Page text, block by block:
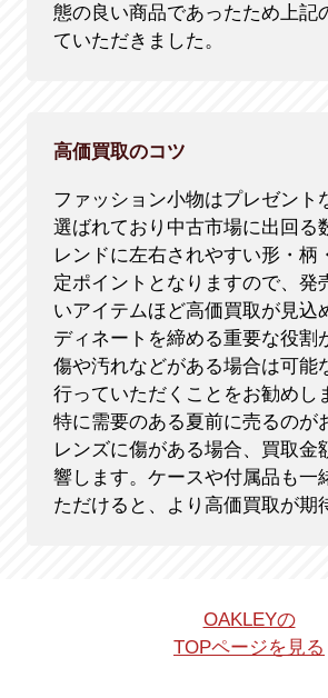
態の良い商品であったため上記
ていただきました。
高価買取のコツ
ファッション小物はプレゼント
選ばれており中古市場に出回る
レンドに左右されやすい形・柄
定ポイントとなりますので、発
いアイテムほど高価買取が見込
ディネートを締める重要な役割
傷や汚れなどがある場合は可能
行っていただくことをお勧めし
特に需要のある夏前に売るのが
レンズに傷がある場合、買取金
響します。ケースや付属品も一
ただけると、より高価買取が期
OAKLEYの
TOPページを見る